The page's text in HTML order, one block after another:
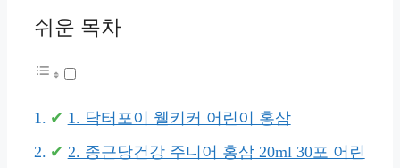
쉬운 목차
1. 닥터포이 웰키커 어린이 홍삼
2. 종근당건강 주니어 홍삼 20ml 30포 어린